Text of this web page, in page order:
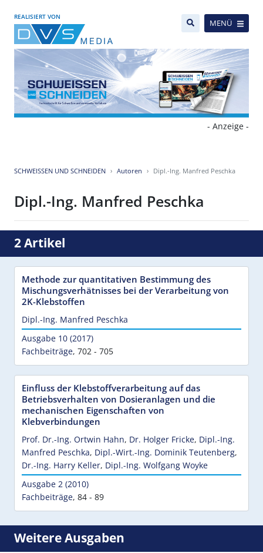
REALISIERT VON
MENÜ
- Anzeige -
SCHWEISSEN UND SCHNEIDEN Autoren Dipl.-Ing. Manfred Peschka
Dipl.-Ing. Manfred Peschka
2 Artikel
Methode zur quantitativen Bestimmung des
Mischungsverhätnisses bei der Verarbeitung von
2K-Klebstoffen
Dipl.-Ing. Manfred Peschka
Ausgabe 10 (2017)
Fachbeiträge, 702 - 705
Einfluss der Klebstoffverarbeitung auf das
Betriebsverhalten von Dosieranlagen und die
mechanischen Eigenschaften von
Klebverbindungen
Prof. Dr.-Ing. Ortwin Hahn, Dr. Holger Fricke, Dipl.-Ing.
Manfred Peschka, Dipl.-Wirt.-Ing. Dominik Teutenberg,
Dr.-Ing. Harry Keller, Dipl.-Ing. Wolfgang Woyke
Ausgabe 2 (2010)
Fachbeiträge, 84 - 89
Weitere Ausgaben